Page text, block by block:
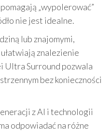
„wypolerować”
nie jest idealne.
lub znajomymi,
znalezienie
Ultra Surround pozwala
bez konieczności
z AI i technologii
odpowiadać na różne